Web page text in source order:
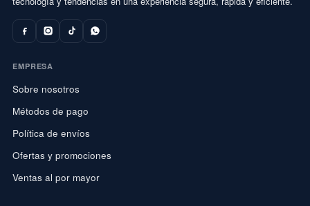
EMPRESA
Sobre nosotros
Métodos de pago
Política de envíos
Ofertas y promociones
Ventas al por mayor